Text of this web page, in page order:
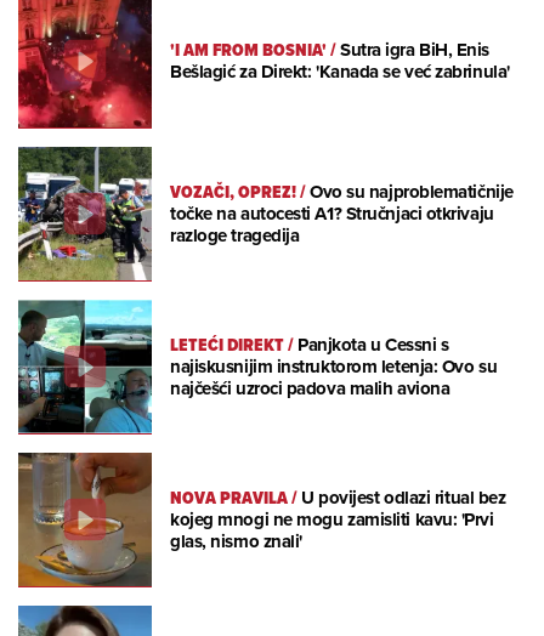
'I AM FROM BOSNIA'/Sutra igra BiH, Enis
Bešlagić za Direkt: 'Kanada se već zabrinula'
VOZAČI, OPREZ!/Ovo su najproblematičnije
točke na autocesti A1? Stručnjaci otkrivaju
razloge tragedija
LETEĆI DIREKT/Panjkota u Cessni s
najiskusnijim instruktorom letenja: Ovo su
najčešći uzroci padova malih aviona
NOVA PRAVILA/U povijest odlazi ritual bez
kojeg mnogi ne mogu zamisliti kavu: 'Prvi
glas, nismo znali'